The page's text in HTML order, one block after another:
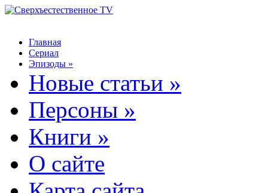
Главная
Сериал
Эпизоды »
Новые статьи »
Персоны »
Книги »
О сайте